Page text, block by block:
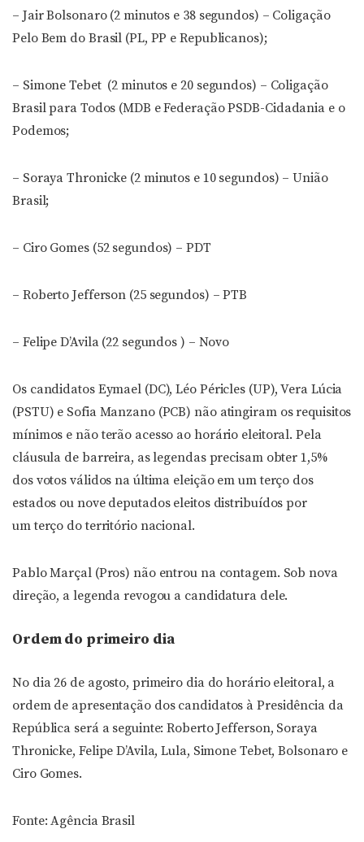
– Jair Bolsonaro (2 minutos e 38 segundos) – Coligação
Pelo Bem do Brasil (PL, PP e Republicanos);
– Simone Tebet (2 minutos e 20 segundos) – Coligação
Brasil para Todos (MDB e Federação PSDB-Cidadania e o
Podemos;
– Soraya Thronicke (2 minutos e 10 segundos) – União
Brasil;
– Ciro Gomes (52 segundos) – PDT
– Roberto Jefferson (25 segundos) – PTB
– Felipe D’Avila (22 segundos ) – Novo
Os candidatos Eymael (DC), Léo Péricles (UP), Vera Lúcia
(PSTU) e Sofia Manzano (PCB) não atingiram os requisitos
mínimos e não terão acesso ao horário eleitoral. Pela
cláusula de barreira, as legendas precisam obter 1,5%
dos votos válidos na última eleição em um terço dos
estados ou nove deputados eleitos distribuídos por
um terço do território nacional.
Pablo Marçal (Pros) não entrou na contagem. Sob nova
direção, a legenda revogou a candidatura dele.
Ordem do primeiro dia
No dia 26 de agosto, primeiro dia do horário eleitoral, a
ordem de apresentação dos candidatos à Presidência da
República será a seguinte: Roberto Jefferson, Soraya
Thronicke, Felipe D’Avila, Lula, Simone Tebet, Bolsonaro e
Ciro Gomes.
Fonte: Agência Brasil